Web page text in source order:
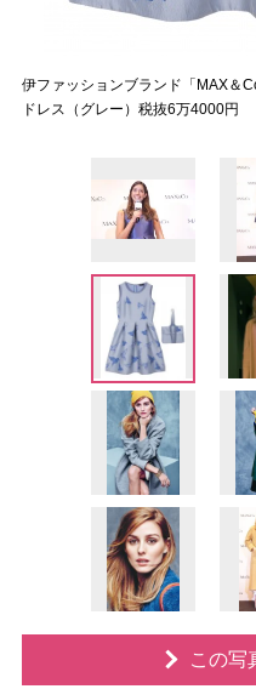
伊ファッションブランド「MAX＆
ドレス（グレー）税抜6万4000円
この写